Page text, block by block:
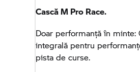
Cască M Pro Race.
Doar performanță în minte:
integrală pentru
pista de curse.